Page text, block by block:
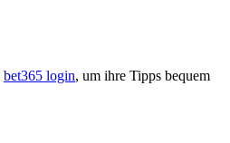
bet365 login, um ihre Tipps bequem